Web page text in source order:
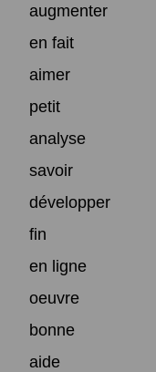
augmenter
en fait
aimer
petit
analyse
savoir
développer
fin
en ligne
oeuvre
bonne
aide